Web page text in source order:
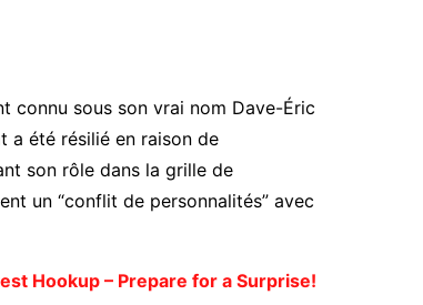
connu sous son vrai nom Dave-Éric
a été résilié en raison de
son rôle dans la grille de
un “conflit de personnalités” avec
Hookup – Prepare for a Surprise!